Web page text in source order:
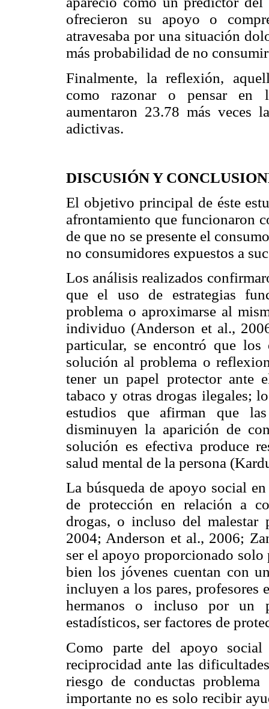
ofrecieron su apoyo o
atravesaba por una situación
más probabilidad de no
Finalmente, la reflexión,
como razonar o pensar en
aumentaron 23.78 más veces
adictivas.
DISCUSIÓN Y
El objetivo principal de éste
afrontamiento que funcionaron
de que no se presente el
no consumidores expuestos a
Los análisis realizados
que el uso de estrategias
problema o aproximarse al
individuo (Anderson et al.,
particular, se encontró que los
solución al problema o
tener un papel protector ante
tabaco y otras drogas ilegales;
estudios que afirman que
disminuyen la aparición de
solución es efectiva produce
salud mental de la persona
La búsqueda de apoyo social
de protección en relación a
drogas, o incluso del
2004; Anderson et al., 2006;
ser el apoyo proporcionado
bien los jóvenes cuentan con
incluyen a los pares, profesores
hermanos o incluso por un
estadísticos, ser factores de
Como parte del apoyo
reciprocidad ante las
riesgo de conductas
importante no es solo recibir